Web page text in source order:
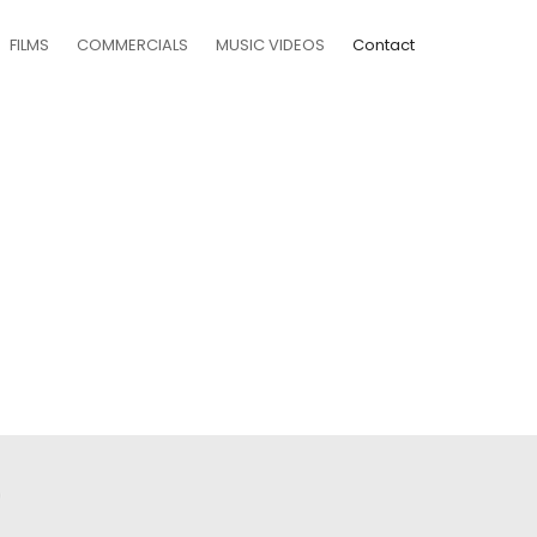
FILMS COMMERCIALS MUSIC VIDEOS Contact